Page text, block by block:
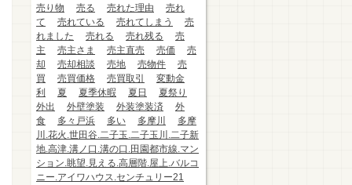
売り物
売る 売れた理由
売れ
て
売れている 売れてしまう
売
れました
売れる 売れ残る
売
主
売主さま 売主直売 売価
売
却
売却相談 売地 売物件
売
買
売買価格 売買取引
変動金
利
夏 夏季休暇 夏日
夏祭り
外出
外壁塗装 外装塗装済
外
食
多々戸浜 多い 多摩川
多摩
川.花火.世田谷.二子玉.二子玉川.二子新
地.高津.溝ノ口.溝の口.田園都市線.マン
ション.眺望.見える.高層階.屋上.バルコ
ニー.アイワハウス.センチュリー21